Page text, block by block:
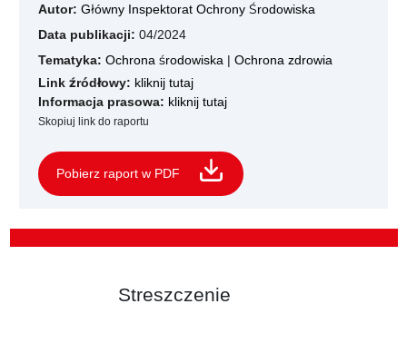
Autor: Główny Inspektorat Ochrony Środowiska
Data publikacji: 04/2024
Tematyka: Ochrona środowiska | Ochrona zdrowia
Link źródłowy: kliknij tutaj
Informacja prasowa: kliknij tutaj
Skopiuj link do raportu
Pobierz raport w PDF
Streszczenie